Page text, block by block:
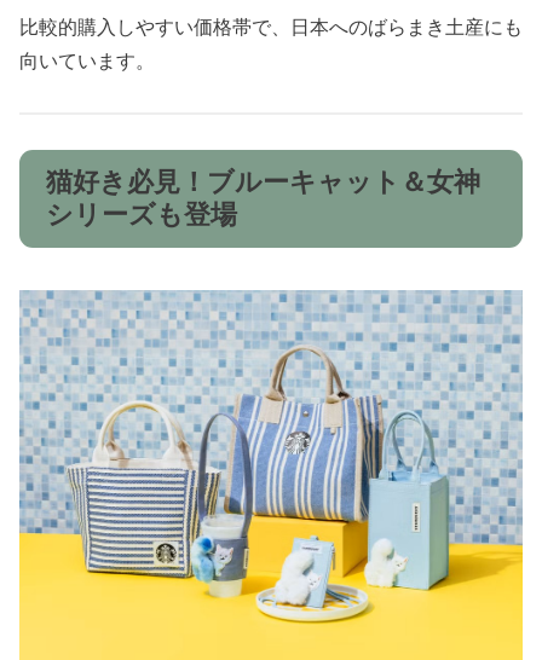
比較的購入しやすい価格帯で、日本へのばらまき土産にも
向いています。
猫好き必見！ブルーキャット＆女神
シリーズも登場